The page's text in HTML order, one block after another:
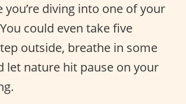
diving into one of your
could even take five
outside, breathe in some
let nature hit pause on your